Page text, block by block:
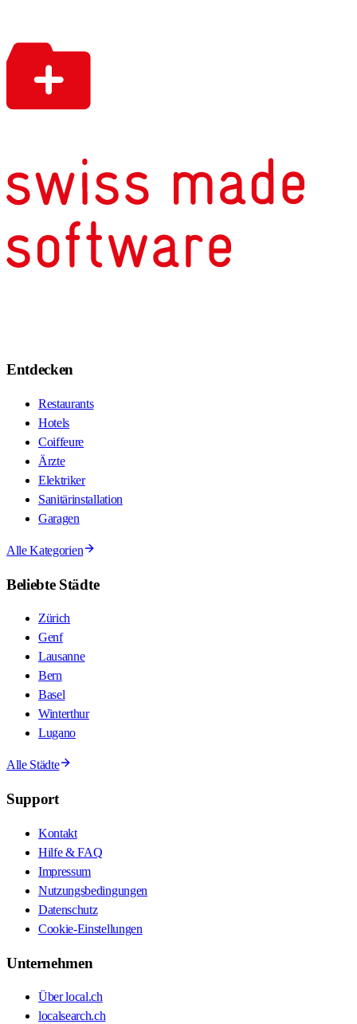
Entdecken
Restaurants
Hotels
Coiffeure
Ärzte
Elektriker
Sanitärinstallation
Garagen
Alle Kategorien
Beliebte Städte
Zürich
Genf
Lausanne
Bern
Basel
Winterthur
Lugano
Alle Städte
Support
Kontakt
Hilfe & FAQ
Impressum
Nutzungsbedingungen
Datenschutz
Cookie-Einstellungen
Unternehmen
Über local.ch
localsearch.ch